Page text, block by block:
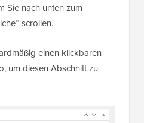
Sie nach unten zum
scrollen.
einen klickbaren
um diesen Abschnitt zu